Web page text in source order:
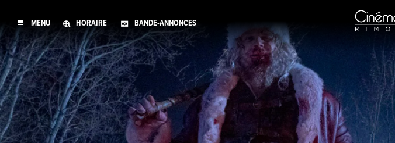
MENU HORAIRE BANDE-ANNONCES